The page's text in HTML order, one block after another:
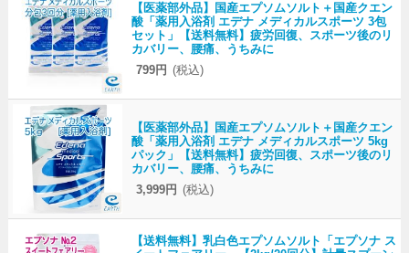
【医薬部外品】国産エプソムソルト＋国産クエン
酸「薬用入浴剤 エデナ メディカルスポーツ 3包
セット」【送料無料】疲労回復、スポーツ後のリ
カバリー、腰痛、うちみに
799円 (税込)
【医薬部外品】国産エプソムソルト＋国産クエン
酸「薬用入浴剤 エデナ メディカルスポーツ 5kg
パック」【送料無料】疲労回復、スポーツ後のリ
カバリー、腰痛、うちみに
3,999円 (税込)
【送料無料】乳白色エプソムソルト「エプソナ ス